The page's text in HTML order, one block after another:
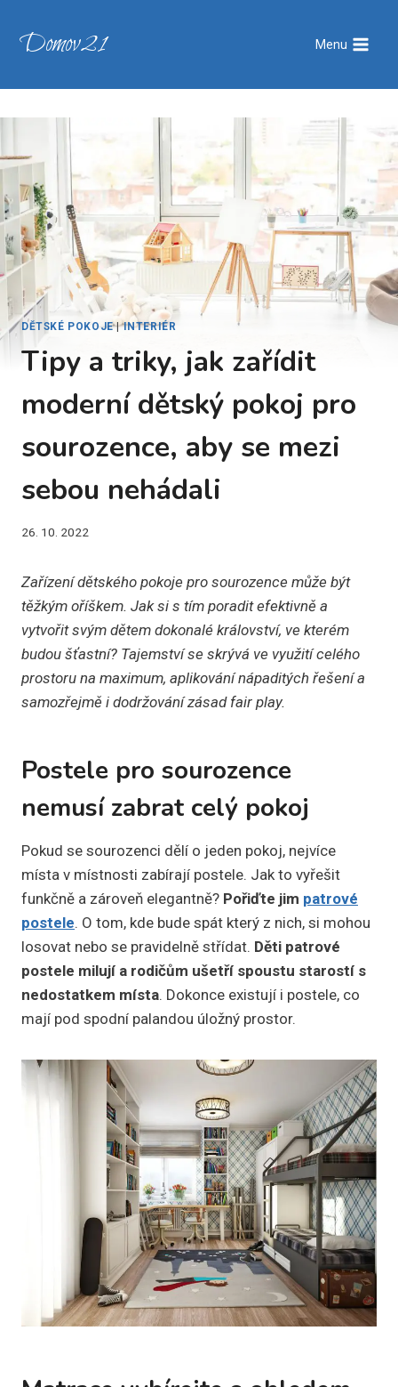
Domov21 Menu
DĚTSKÉ POKOJE|INTERIÉR
Tipy a triky, jak zařídit
moderní dětský pokoj pro
sourozence, aby se mezi
sebou nehádali
26. 10. 2022
Zařízení dětského pokoje pro sourozence může být
těžkým oříškem. Jak si s tím poradit efektivně a
vytvořit svým dětem dokonalé království, ve kterém
budou šťastní? Tajemství se skrývá ve využití celého
prostoru na maximum, aplikování nápaditých řešení a
samozřejmě i dodržování zásad fair play.
Postele pro sourozence
nemusí zabrat celý pokoj
Pokud se sourozenci dělí o jeden pokoj, nejvíce
místa v místnosti zabírají postele. Jak to vyřešit
funkčně a zároveň elegantně? Pořiďte jim patrové
postele. O tom, kde bude spát který z nich, si mohou
losovat nebo se pravidelně střídat. Děti patrové
postele milují a rodičům ušetří spoustu starostí s
nedostatkem místa. Dokonce existují i postele, co
mají pod spodní palandou úložný prostor.